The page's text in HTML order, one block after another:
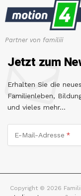
Partner von familiii
Jetzt zum
Erhalten Sie die
Familienleben,
und vieles mehr...
E-Mail-Adresse
Copyright © 2026